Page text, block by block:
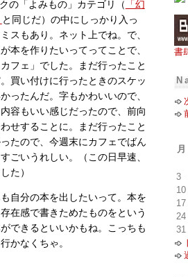
の「よみもの」カテゴリ（
「幻
と同じだ）の中にしっかり入っ
スもあり。ネット上でね。で、
本を作りたいってってことで、
フェ」でした。まだ行ったこと
買い付けに行ったときのスケッ
ったんだ。字もかわいいので、
容もいい感じだったので、前向
せすることに。まだ行ったこと
たので、今週末にカフェでばん
ごいうれしい。（この日早速、
た）
自分の本を出したいって。本を
在感で書きためたものをという
できるといいかもね。こっちも
かなくちゃ。
書
月
3
10
17
24
31